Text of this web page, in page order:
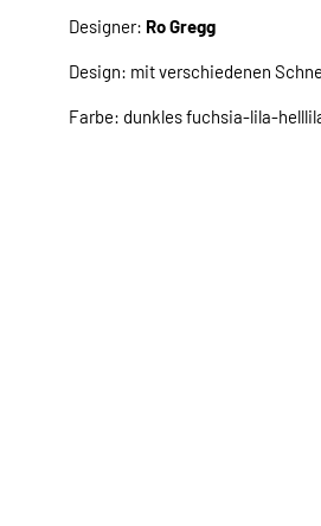
Designer: Ro Gregg
Design: mit verschiedenen
Farbe: dunkles fuchsia-lila-